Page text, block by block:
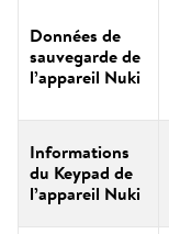
Données de
sauvegarde de
l’appareil Nuki
Informations
du Keypad de
l’appareil Nuki